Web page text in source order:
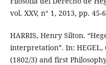
vol. XXV, n° 1, 2013, pp. 45-
HARRIS, Henry Silton.
interpretation”. In: HEGEL,
(1802/3) and first